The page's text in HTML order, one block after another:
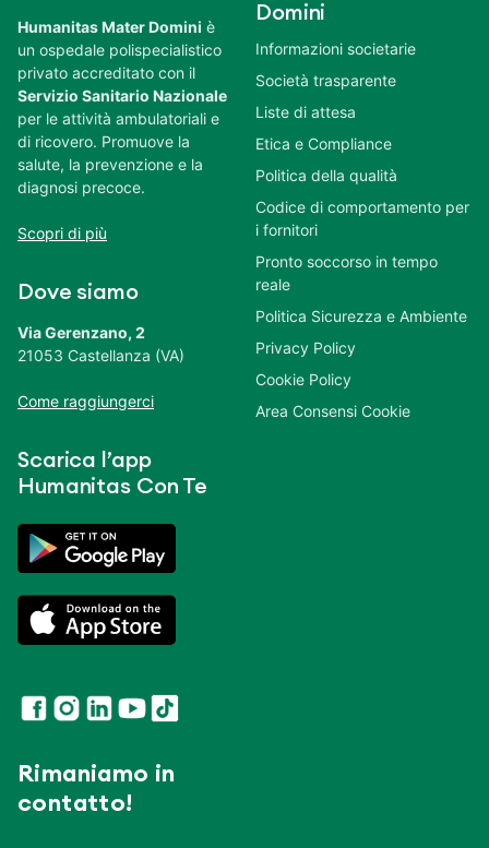
Humanitas Mater Domini è
un ospedale polispecialistico
privato accreditato con il
Servizio Sanitario Nazionale
per le attività ambulatoriali e
di ricovero. Promuove la
salute, la prevenzione e la
diagnosi precoce.
Scopri di più
Dove siamo
Via Gerenzano, 2
21053 Castellanza (VA)
Come raggiungerci
Scarica l’app
Humanitas Con Te
Rimaniamo in
contatto!
Domini
Informazioni societarie
Società trasparente
Liste di attesa
Etica e Compliance
Politica della qualità
Codice di comportamento per
i fornitori
Pronto soccorso in tempo
reale
Politica Sicurezza e Ambiente
Privacy Policy
Cookie Policy
Area Consensi Cookie